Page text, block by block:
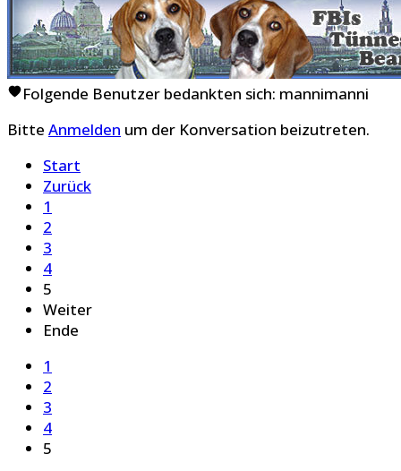
Folgende Benutzer bedankten sich: mannimanni
Bitte Anmelden um der Konversation beizutreten.
Start
Zurück
1
2
3
4
5
Weiter
Ende
1
2
3
4
5